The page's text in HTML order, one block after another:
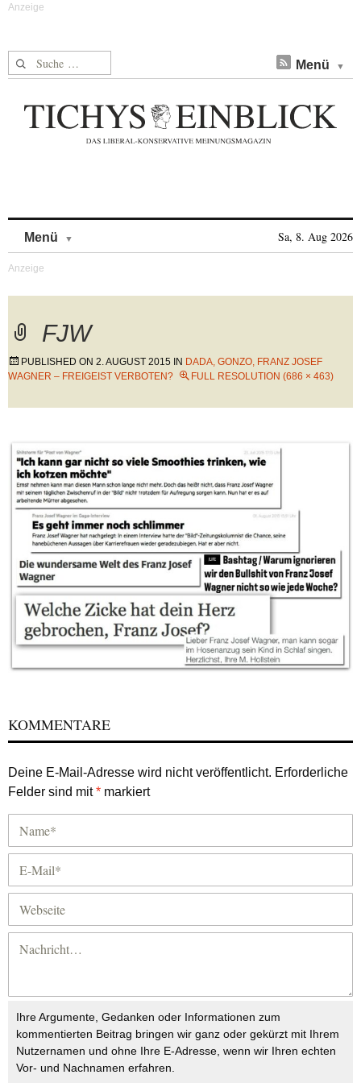
Suche nach: Menü
Menü Sa, 8. Aug 2026
FJW
PUBLISHED ON 2. AUGUST 2015 IN DADA, GONZO, FRANZ JOSEF
WAGNER – FREIGEIST VERBOTEN?
FULL RESOLUTION (686 × 463)
KOMMENTARE
Deine E-Mail-Adresse wird nicht veröffentlicht. Erforderliche
Felder sind mit* markiert
Ihre Argumente, Gedanken oder Informationen zum
kommentierten Beitrag bringen wir ganz oder gekürzt mit Ihrem
Nutzernamen und ohne Ihre E-Adresse, wenn wir Ihren echten
Vor- und Nachnamen erfahren.